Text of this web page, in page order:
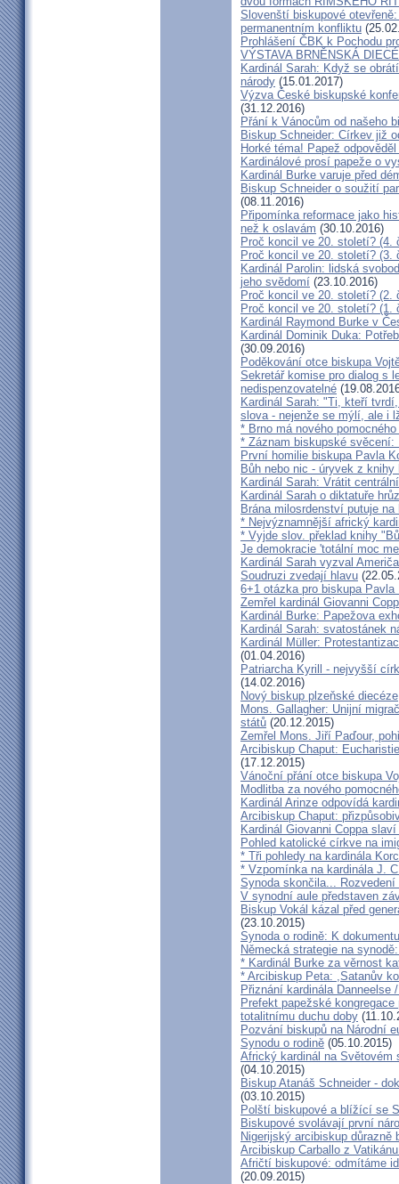
Slovenští biskupové
permanentním konfliktu
Prohlášení ČBK k Pochodu
VÝSTAVA BRNĚNSKÁ
Kardinál Sarah: Když se
národy (15.01.2017)
Výzva České biskupské
(31.12.2016)
Přání k Vánocům od našeho
Biskup Schneider: Církev již
Horké téma! Papež
Kardinálové prosí papeže o
Kardinál Burke varuje před
Biskup Schneider o soužití
(08.11.2016)
Připomínka reformace jako
než k oslavám (30.10.2016)
Proč koncil ve 20. století? (4.
Proč koncil ve 20. století? (3.
Kardinál Parolin: lidská
jeho svědomí (23.10.2016)
Proč koncil ve 20. století? (2.
Proč koncil ve 20. století? (1.
Kardinál Raymond Burke v
Kardinál Dominik Duka:
(30.09.2016)
Poděkování otce biskupa
Sekretář komise pro dialog s
nedispenzovatelné
Kardinál Sarah: "Ti, kteří
slova - nejenže se mýlí, ale i
* Brno má nového
* Záznam biskupské svěcení:
První homilie biskupa Pavla
Bůh nebo nic - úryvek z knihy
Kardinál Sarah: Vrátit
Kardinál Sarah o diktatuře
Brána milosrdenství putuje
* Nejvýznamnější africký
* Vyjde slov. překlad knihy
Je demokracie 'totální moc
Kardinál Sarah vyzval
Soudruzi zvedají hlavu
6+1 otázka pro biskupa Pavla
Zemřel kardinál Giovanni
Kardinál Burke: Papežova
Kardinál Sarah: svatostánek
Kardinál Müller:
(01.04.2016)
Patriarcha Kyrill - nejvyšší
(14.02.2016)
Nový biskup plzeňské diecéze
Mons. Gallagher: Unijní
států (20.12.2015)
Zemřel Mons. Jiří Paďour,
Arcibiskup Chaput:
(17.12.2015)
Vánoční přání otce biskupa
Modlitba za nového
Kardinál Arinze odpovídá
Arcibiskup Chaput:
Kardinál Giovanni Coppa
Pohled katolické církve na
* Tři pohledy na kardinála
* Vzpomínka na kardinála J.
Synoda skončila...
V synodní aule představen
Biskup Vokál kázal před
(23.10.2015)
Synoda o rodině: K
Německá strategie na
* Kardinál Burke za věrnost
* Arcibiskup Peta: ,Satanův
Přiznání kardinála Danneelse
Prefekt papežské
totalitnímu duchu doby
Pozvání biskupů na Národní
Synodu o rodině (05.10.2015)
Africký kardinál na Světovém
(04.10.2015)
Biskup Atanáš Schneider -
(03.10.2015)
Polští biskupové a blížící se
Biskupové svolávají první
Nigerijský arcibiskup důrazně
Arcibiskup Carballo z
Afričtí biskupové: odmítáme
(20.09.2015)